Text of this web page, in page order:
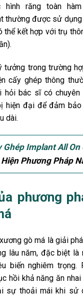
răng toàn
thường được sử dụng
thể kết hợp với trụ
tưởng trong trường
cấy ghép thông
hỏi bác sĩ có chuyên
hiện đại để đảm bảo
dài.
Ghép Implant All On
Phương Pháp
phương
gò má là giải
lâu năm, đặc biệt là
biến nghiêm trọng.
hồi khả năng ăn
sự thoải mái khi sử